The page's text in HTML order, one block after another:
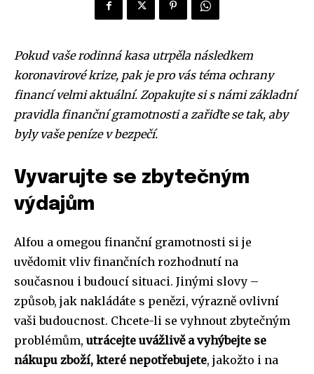
Pokud vaše rodinná kasa utrpěla následkem
koronavirové krize, pak je pro vás téma ochrany
financí velmi aktuální. Zopakujte si s námi základní
pravidla finanční gramotnosti a zařiďte se tak, aby
byly vaše peníze v bezpečí.
Vyvarujte se zbytečným
výdajům
Alfou a omegou finanční gramotnosti si je
uvědomit vliv finančních rozhodnutí na
současnou i budoucí situaci. Jinými slovy –
způsob, jak nakládáte s penězi, výrazně ovlivní
vaši budoucnost. Chcete-li se vyhnout zbytečným
problémům, utrácejte uvážlivě a vyhýbejte se
nákupu zboží, které nepotřebujete, jakožto i na